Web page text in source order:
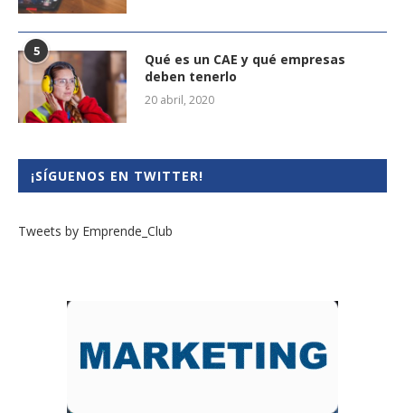
5
Qué es un CAE y qué empresas
deben tenerlo
20 abril, 2020
¡SÍGUENOS EN TWITTER!
Tweets by Emprende_Club